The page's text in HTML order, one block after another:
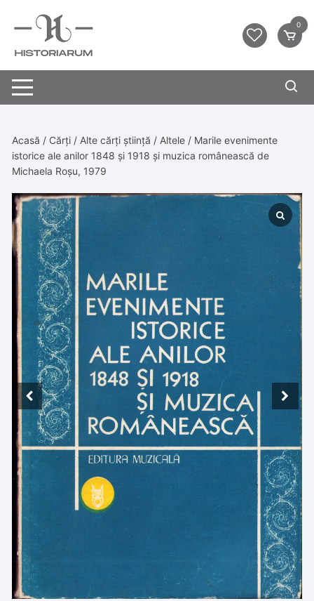
0
Acasă / Cărți / Alte cărți știință / Altele / Marile evenimente
istorice ale anilor 1848 și 1918 și muzica românească de
Michaela Roșu, 1979